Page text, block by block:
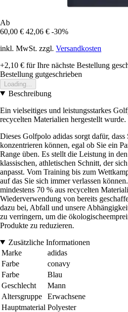
Ab
60,00 € 42,06 € -30%
inkl. MwSt. zzgl. Versandkosten
+2,10 € für Ihre nächste Bestellung
Bestellung gutgeschrieben
Loading...
Beschreibung
Ein vielseitiges und leistungsstarkes
recycelten Materialien hergestellt wurde.
Dieses Golfpolo adidas sorgt dafür,
konzentrieren können, egal ob Sie ein
Range üben. Es stellt die Leistung in
klassischen, athletischen Schnitt, der
anpasst. Vom Training bis zum
auf das Sie sich immer verlassen
mindestens 70 % aus recycelten
Wiederverwendung von bereits
dazu bei, Abfall und unsere
zu verringern, um die
Produkte zu reduzieren.
Zusätzliche Informationen
Marke
adidas
Farbe
conavy
Farbe
Blau
Geschlecht
Mann
Altersgruppe
Erwachsene
Hauptmaterial Polyester